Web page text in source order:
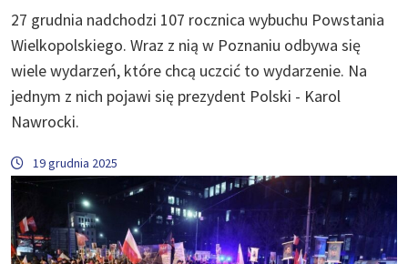
27 grudnia nadchodzi 107 rocznica wybuchu Powstania
Wielkopolskiego. Wraz z nią w Poznaniu odbywa się
wiele wydarzeń, które chcą uczcić to wydarzenie. Na
jednym z nich pojawi się prezydent Polski - Karol
Nawrocki.
19 grudnia 2025